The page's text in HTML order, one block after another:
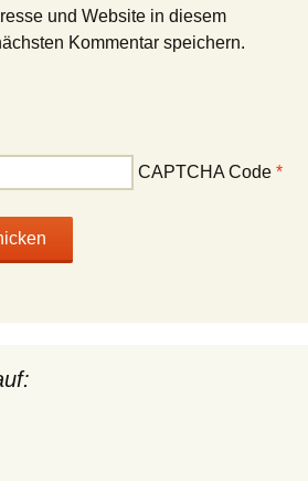
und Website in diesem
Kommentar speichern.
CAPTCHA Code *